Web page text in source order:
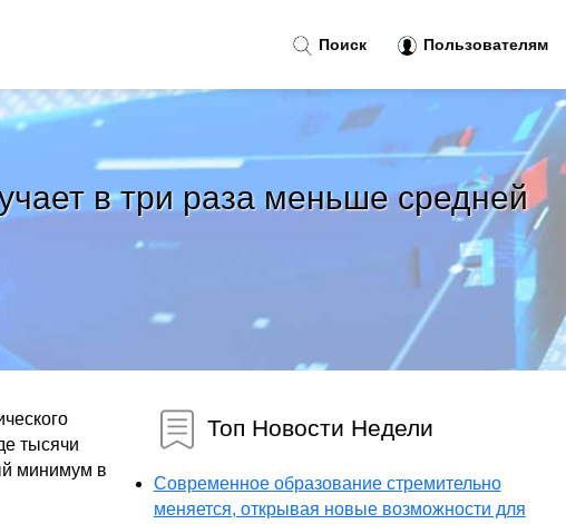
в три раза меньше средней
тысячи
минимум в
Топ Новости Недели
Современное образование стремительно
меняется, открывая новые возможности для
Поиск Пользователям